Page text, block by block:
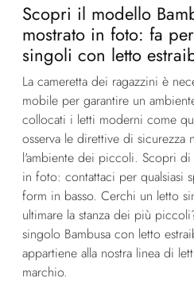
Scopri il modello
mostrato in foto: fa
singoli con letto
La cameretta dei ragazzini è
mobile per garantire un
collocati i letti moderni come
osserva le direttive di sicurezza
l'ambiente dei piccoli. Scopri
in foto: contattaci per qualsiasi
form in basso. Cerchi un letto
ultimare la stanza dei più
singolo Bambusa con letto
appartiene alla nostra linea di
marchio.